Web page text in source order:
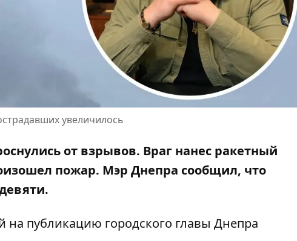
увеличилось
от взрывов. Враг нанес ракетный
пожар. Мэр Днепра сообщил, что
на публикацию городского главы Днепра